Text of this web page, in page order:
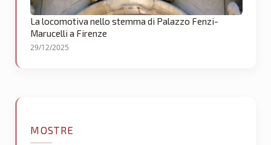
La locomotiva nello stemma di Palazzo Fenzi-
Marucelli a Firenze
29/12/2025
MOSTRE